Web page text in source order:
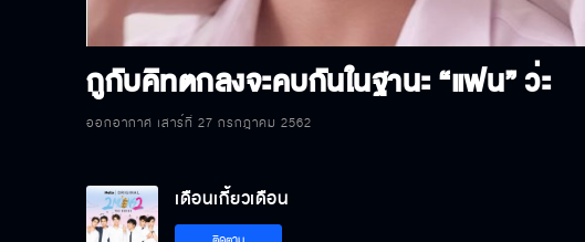
กูกับคิทตกลงจะคบกันในฐานะ “แฟน” ว่ะ
ออกอากาศ เสาร์ที่ 27 กรกฎาคม 2562
เดือนเกี้ยวเดือน